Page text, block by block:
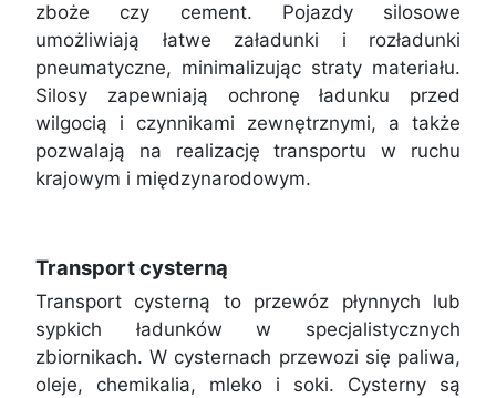
zboże czy cement. Pojazdy silosowe
umożliwiają łatwe załadunki i rozładunki
pneumatyczne, minimalizując straty materiału.
Silosy zapewniają ochronę ładunku przed
wilgocią i czynnikami zewnętrznymi, a także
pozwalają na realizację transportu w ruchu
krajowym i międzynarodowym.
Transport cysterną
Transport cysterną to przewóz płynnych lub
sypkich ładunków w specjalistycznych
zbiornikach. W cysternach przewozi się paliwa,
oleje, chemikalia, mleko i soki. Cysterny są